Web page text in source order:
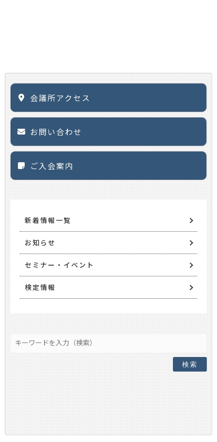
会議所アクセス
お問い合わせ
ご入会案内
新着情報一覧
お知らせ
セミナー・イベント
検定情報
検索